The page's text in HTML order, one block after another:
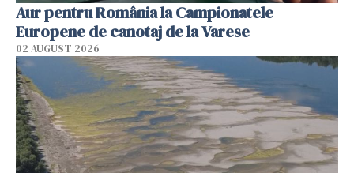
Aur pentru România la Campionatele
Europene de canotaj de la Varese
02 AUGUST 2026